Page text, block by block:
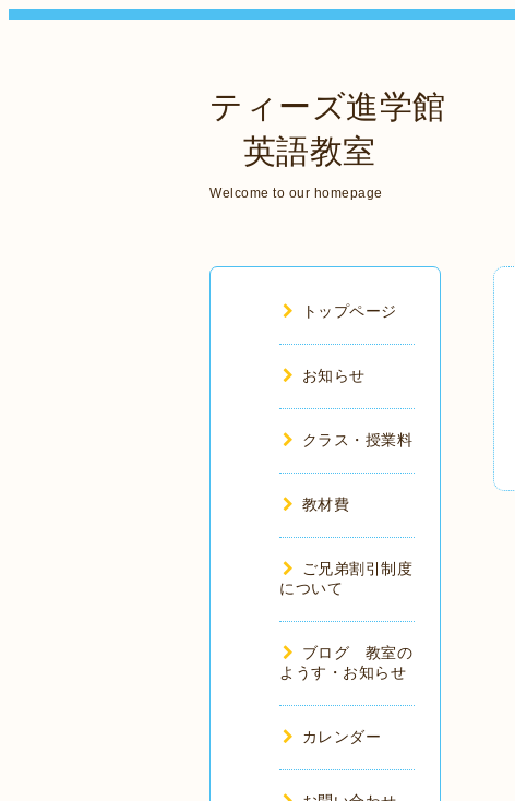
ティーズ進学館
英語教室
Welcome to our homepage
トップページ
お知らせ
クラス・授業料
教材費
ご兄弟割引制度
について
ブログ 教室の
ようす・お知らせ
カレンダー